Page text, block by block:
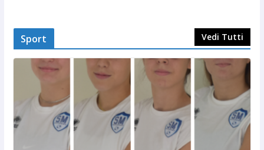
Sport Vedi Tutti